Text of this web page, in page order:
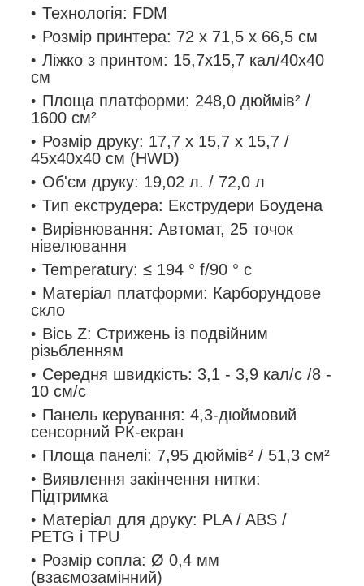
Технологія: FDM
Розмір принтера: 72 х 71,5 х 66,5 см
Ліжко з принтом: 15,7х15,7 кал/40х40
см
Площа платформи: 248,0 дюймів² /
1600 см²
Розмір друку: 17,7 х 15,7 х 15,7 /
45x40x40 см (HWD)
Об'єм друку: 19,02 л. / 72,0 л
Тип екструдера: Екструдери Боудена
Вирівнювання: Автомат, 25 точок
нівелювання
Temperatury: ≤ 194 ° f/90 ° c
Матеріал платформи: Карборундове
скло
Вісь Z: Стрижень із подвійним
різьбленням
Середня швидкість: 3,1 - 3,9 кал/с /8 -
10 см/с
Панель керування: 4,3-дюймовий
сенсорний РК-екран
Площа панелі: 7,95 дюймів² / 51,3 см²
Виявлення закінчення нитки:
Підтримка
Матеріал для друку: PLA / ABS /
PETG і TPU
Розмір сопла: Ø 0,4 мм
(взаємозамінний)